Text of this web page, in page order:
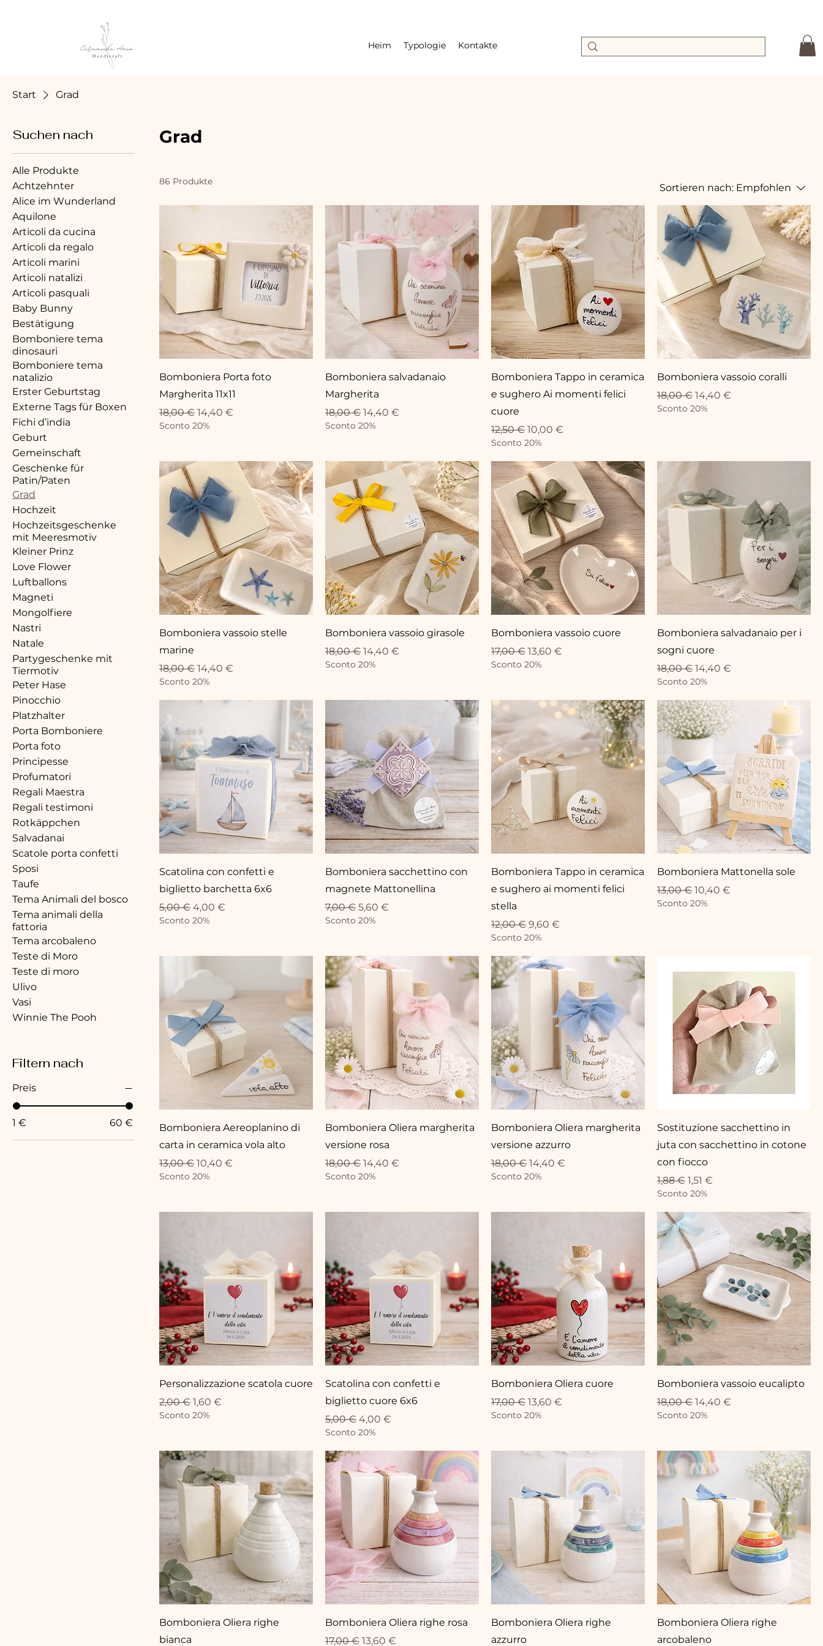
Heim Typologie Kontakte
Start Grad
Suchen nach
Alle Produkte
Achtzehnter
Alice im Wunderland
Aquilone
Articoli da cucina
Articoli da regalo
Articoli marini
Articoli natalizi
Articoli pasquali
Baby Bunny
Bestätigung
Bomboniere tema
dinosauri
Bomboniere tema
natalizio
Erster Geburtstag
Externe Tags für Boxen
Fichi d’india
Geburt
Gemeinschaft
Geschenke für
Patin/Paten
Grad
Hochzeit
Hochzeitsgeschenke
mit Meeresmotiv
Kleiner Prinz
Love Flower
Luftballons
Magneti
Mongolfiere
Nastri
Natale
Partygeschenke mit
Tiermotiv
Peter Hase
Pinocchio
Platzhalter
Porta Bomboniere
Porta foto
Principesse
Profumatori
Regali Maestra
Regali testimoni
Rotkäppchen
Salvadanai
Scatole porta confetti
Sposi
Taufe
Tema Animali del bosco
Tema animali della
fattoria
Tema arcobaleno
Teste di Moro
Teste di moro
Ulivo
Vasi
Winnie The Pooh
Filtern nach
Preis
1 € 60 €
Grad
86 Produkte
Sortieren nach: Empfohlen
Bomboniera Porta foto
Margherita 11x11
Standardpreis
18,00 € Sale-Preis
14,40 €
Sconto 20%
Bomboniera salvadanaio
Margherita
Standardpreis
18,00 € Sale-Preis
14,40 €
Sconto 20%
Bomboniera Tappo in ceramica
e sughero Ai momenti felici
cuore
Standardpreis
12,50 € Sale-Preis
10,00 €
Sconto 20%
Bomboniera vassoio coralli
Standardpreis
18,00 € Sale-Preis
14,40 €
Sconto 20%
Bomboniera vassoio stelle
marine
Standardpreis
18,00 € Sale-Preis
14,40 €
Sconto 20%
Bomboniera vassoio girasole
Standardpreis
18,00 € Sale-Preis
14,40 €
Sconto 20%
Bomboniera vassoio cuore
Standardpreis
17,00 € Sale-Preis
13,60 €
Sconto 20%
Bomboniera salvadanaio per i
sogni cuore
Standardpreis
18,00 € Sale-Preis
14,40 €
Sconto 20%
Scatolina con confetti e
biglietto barchetta 6x6
Standardpreis
5,00 € Sale-Preis
4,00 €
Sconto 20%
Bomboniera sacchettino con
magnete Mattonellina
Standardpreis
7,00 € Sale-Preis
5,60 €
Sconto 20%
Bomboniera Tappo in ceramica
e sughero ai momenti felici
stella
Standardpreis
12,00 € Sale-Preis
9,60 €
Sconto 20%
Bomboniera Mattonella sole
Standardpreis
13,00 € Sale-Preis
10,40 €
Sconto 20%
Bomboniera Aereoplanino di
carta in ceramica vola alto
Standardpreis
13,00 € Sale-Preis
10,40 €
Sconto 20%
Bomboniera Oliera margherita
versione rosa
Standardpreis
18,00 € Sale-Preis
14,40 €
Sconto 20%
Bomboniera Oliera margherita
versione azzurro
Standardpreis
18,00 € Sale-Preis
14,40 €
Sconto 20%
Sostituzione sacchettino in
juta con sacchettino in cotone
con fiocco
Standardpreis
1,88 € Sale-Preis
1,51 €
Sconto 20%
Personalizzazione scatola cuore
Standardpreis
2,00 € Sale-Preis
1,60 €
Sconto 20%
Scatolina con confetti e
biglietto cuore 6x6
Standardpreis
5,00 € Sale-Preis
4,00 €
Sconto 20%
Bomboniera Oliera cuore
Standardpreis
17,00 € Sale-Preis
13,60 €
Sconto 20%
Bomboniera vassoio eucalipto
Standardpreis
18,00 € Sale-Preis
14,40 €
Sconto 20%
Bomboniera Oliera righe
bianca
Bomboniera Oliera righe rosa
Standardpreis
17,00 € Sale-Preis
13,60 €
Bomboniera Oliera righe
azzurro
Bomboniera Oliera righe
arcobaleno